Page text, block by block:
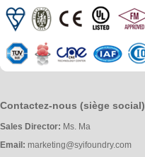
Contactez-nous (siège social)
Sales Director: Ms. Ma
Email: marketing@syifoundry.com